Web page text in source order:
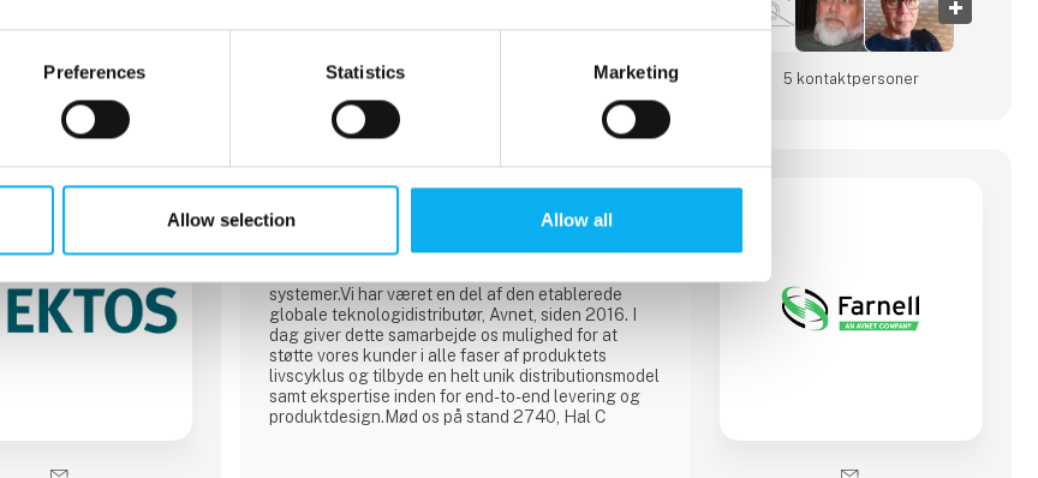
Preferences Statistics Marketing
Allow selection Allow all
3 kontakt­personer seneste fra 13. april 2023 5 kontakt­personer
Farnell
Vi er en hurtig og pålidelig distributør af produkter
og teknologi til design, vedligeholdelse og
systemer.Vi har været en del af den etablerede
globale teknologidistributør, Avnet, siden 2016. I
dag giver dette samarbejde os mulighed for at
støtte vores kunder i alle faser af produktets
livscyklus og tilbyde en helt unik distributionsmodel
samt ekspertise inden for end-to-end levering og
produktdesign.Mød os på stand 2740, Hal C